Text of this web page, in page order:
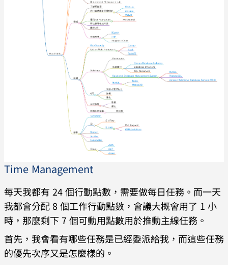
Time Management
每天我都有 24 個行動點數，需要做每日任務。而一天
我都會分配 8 個工作行動點數，會議大概會用了 1 小
時，那麼剩下 7 個可動用點數用於推動主線任務。
首先，我會看有哪些任務是已經委派給我，而這些任務
的優先次序又是怎麼樣的。